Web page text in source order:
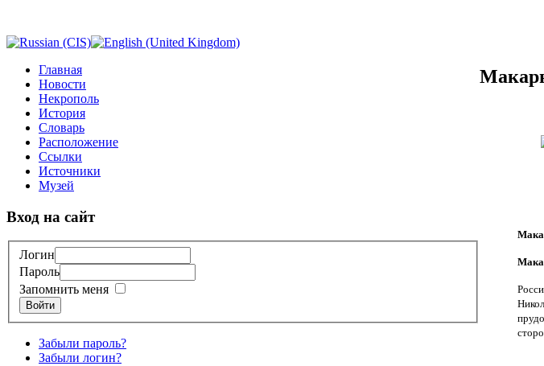
Главная
Новости
Некрополь
История
Словарь
Расположение
Ссылки
Источники
Музей
Вход на сайт
Логин
Пароль
Запомнить меня
Войти
Забыли пароль?
Забыли логин?